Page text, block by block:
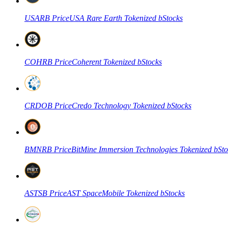
幣本位永續
以數字貨幣為保證金的永續合約
美股、外匯、貴金屬及大宗商品衍生性商品
USARB PriceUSA Rare Earth Tokenized bStocks
COHRB PriceCoherent Tokenized bStocks
CRDOB PriceCredo Technology Tokenized bStocks
BMNRB PriceBitMine Immersion Technologies Tokenized
ASTSB PriceAST SpaceMobile Tokenized bStocks